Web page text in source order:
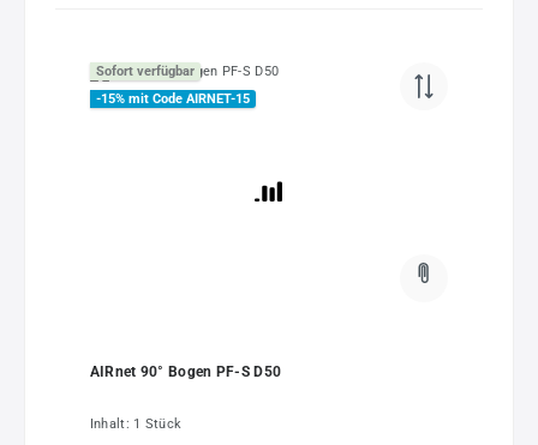
Sofort verfügbar
-15% mit Code AIRNET-15
AIRnet 90° Bogen PF-S D50
Inhalt: 1 Stück